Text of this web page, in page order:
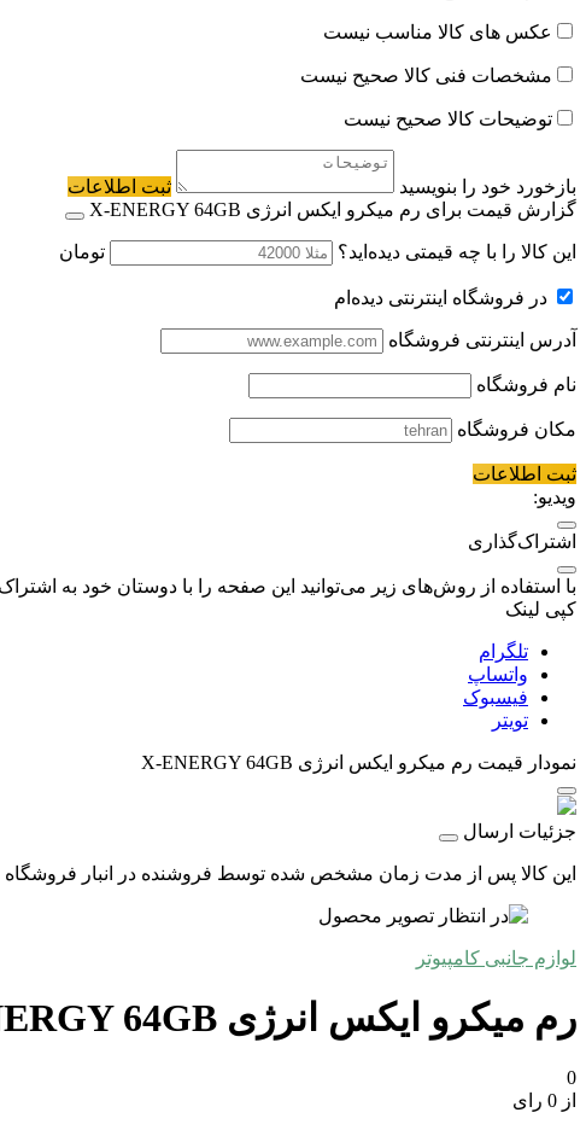
عکس های کالا مناسب نیست
مشخصات فنی کالا صحیح نیست
توضیحات کالا صحیح نیست
بازخورد خود را بنویسید
ثبت اطلاعات
گزارش قیمت برای رم میکرو ایکس انرژی X-ENERGY 64GB
این کالا را با چه قیمتی دیده‌اید؟ تومان
در فروشگاه اینترنتی دیده‌ام
آدرس اینترنتی فروشگاه
نام فروشگاه
مکان فروشگاه
ثبت اطلاعات
ویدیو:
اشتراک‌گذاری
با استفاده از روش‌های زیر می‌توانید این صفحه را با دوستان خود به اشتراک
کپی لینک
تلگرام
واتساپ
فیسبوک
تویتر
نمودار قیمت رم میکرو ایکس انرژی X-ENERGY 64GB
جزئیات ارسال
این کالا پس از مدت زمان مشخص شده توسط فروشنده در انبار فروشگاه
لوازم جانبی کامپیوتر
رم میکرو ایکس انرژی X-ENERGY 64GB
0
از 0 رای